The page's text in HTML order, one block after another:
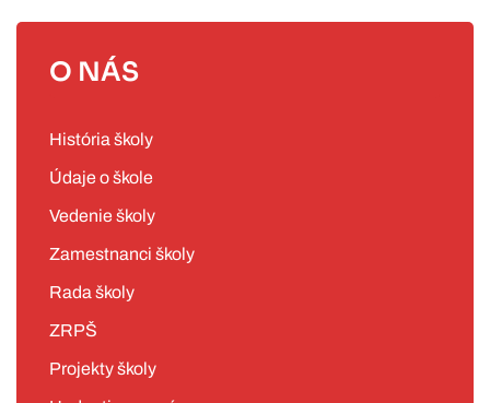
O NÁS
História školy
Údaje o škole
Vedenie školy
Zamestnanci školy
Rada školy
ZRPŠ
Projekty školy